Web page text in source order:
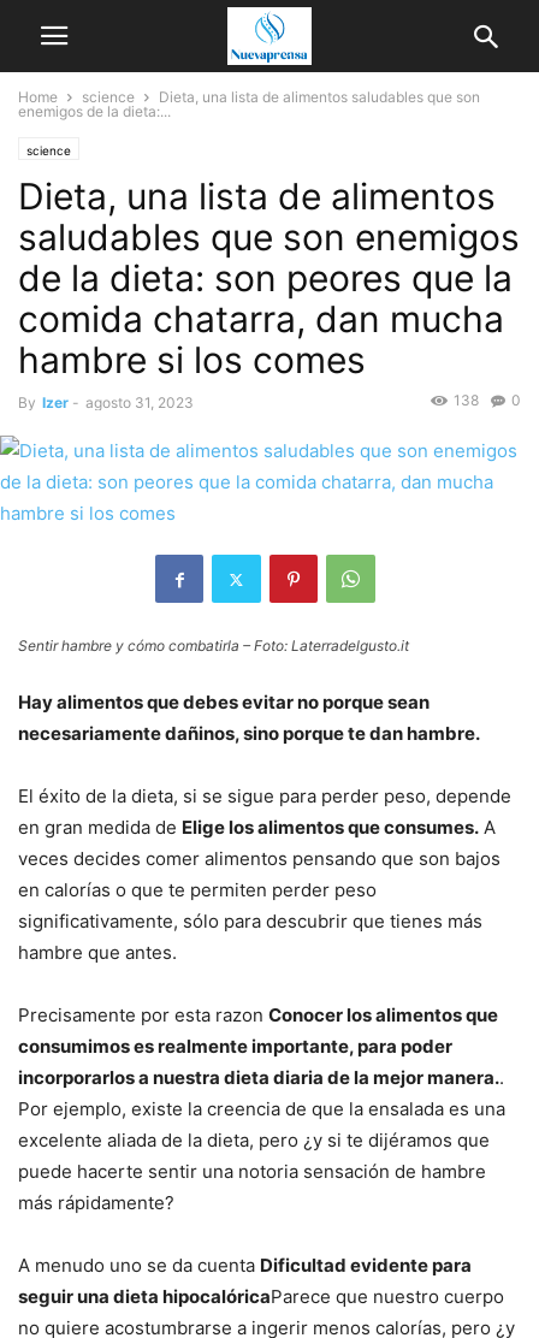
Home science
Dieta, una lista de alimentos saludables que son
enemigos de la dieta:...
science
Dieta, una lista de alimentos
saludables que son enemigos
de la dieta: son peores que la
comida chatarra, dan mucha
hambre si los comes
By Izer - agosto 31, 2023 0
138
Sentir hambre y cómo combatirla – Foto: Laterradelgusto.it
Hay alimentos que debes evitar no porque sean
necesariamente dañinos, sino porque te dan hambre.
El éxito de la dieta, si se sigue para perder peso, depende
en gran medida de Elige los alimentos que consumes. A
veces decides comer alimentos pensando que son bajos
en calorías o que te permiten perder peso
significativamente, sólo para descubrir que tienes más
hambre que antes.
Precisamente por esta razon Conocer los alimentos que
consumimos es realmente importante, para poder
incorporarlos a nuestra dieta diaria de la mejor manera..
Por ejemplo, existe la creencia de que la ensalada es una
excelente aliada de la dieta, pero ¿y si te dijéramos que
puede hacerte sentir una notoria sensación de hambre
más rápidamente?
A menudo uno se da cuenta Dificultad evidente para
seguir una dieta hipocalóricaParece que nuestro cuerpo
no quiere acostumbrarse a ingerir menos calorías, pero ¿y